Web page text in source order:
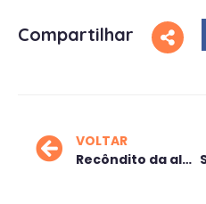
Compartilhar
VOLTAR
Recôndito da alma